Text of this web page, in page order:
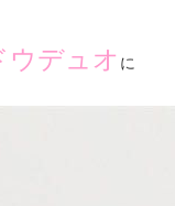
ウデュオ に